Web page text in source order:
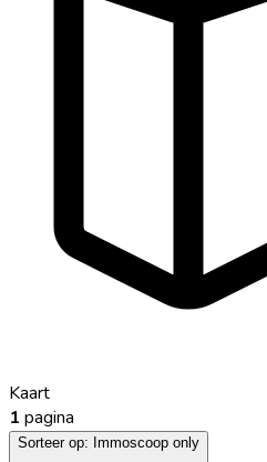
Kaart
1 pagina
Sorteer op: Immoscoop only